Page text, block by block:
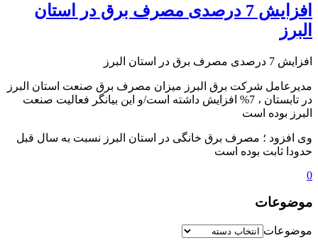
افزایش 7 درصدی مصرف برق در استان
البرز
افزایش 7 درصدی مصرف برق در استان البرز
مدیرعامل شرکت برق البرز میزان مصرف برق صنعت استان البرز
در تابستان ، 7% افزایش داشته است/و این بیانگر فعالیت صنعت
البرز بوده است
وی افزود ؛ مصرف برق خانگی در استان البرز نسبت به سال قبل
حدودا ثابت بوده است
0
موضوعات
موضوعات